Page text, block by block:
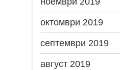
октомври 2019
септември 2019
август 2019